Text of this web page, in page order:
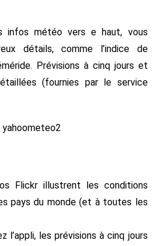
infos météo vers e haut, vous
détails, comme l’indice de
Prévisions à cinq jours et
(fournies par le service
Flickr illustrent les conditions
pays du monde (et à toutes les
l’appli, les prévisions à cinq jours